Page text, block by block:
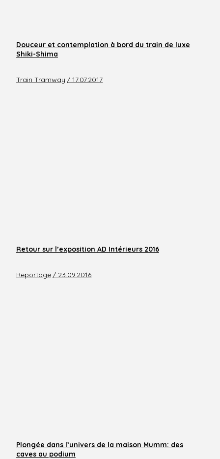
Douceur et contemplation à bord du train de luxe
Shiki-Shima
Train Tramway / 17.07.2017
Retour sur l’exposition AD Intérieurs 2016
Reportage / 23.09.2016
Plongée dans l’univers de la maison Mumm: des
caves au podium